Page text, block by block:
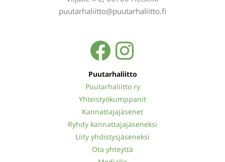
puutarhaliitto@puutarhaliitto.fi
Facebook
Puutarhaliitto
Puutarhaliitto ry
Yhteistyökumppanit
Kannattajajäsenet
Ryhdy kannattajajäseneksi
Liity yhdistysjäseneksi
Ota yhteyttä